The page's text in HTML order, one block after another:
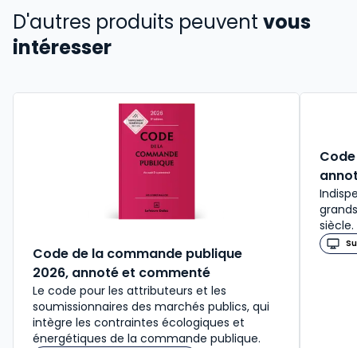
D'autres produits peuvent vous
intéresser
Code de la commande publique
2026, annoté et commenté
Le code pour les attributeurs et les
soumissionnaires des marchés publics, qui
intègre les contraintes écologiques et
énergétiques de la commande publique.